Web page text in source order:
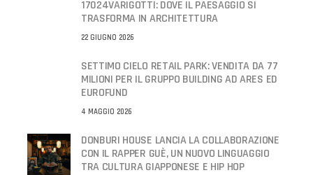
17024VARIGOTTI: DOVE IL PAESAGGIO SI
TRASFORMA IN ARCHITETTURA
22 GIUGNO 2026
SETTIMO CIELO RETAIL PARK: VENDITA DA 77
MILIONI PER IL GRUPPO BUILDING AD ARES ED
EUROFUND
4 MAGGIO 2026
DONBURI HOUSE LANCIA LA COLLABORAZIONE
CON IL RAPPER GUÈ, UN NUOVO LINGUAGGIO
TRA CULTURA GIAPPONESE E HIP HOP